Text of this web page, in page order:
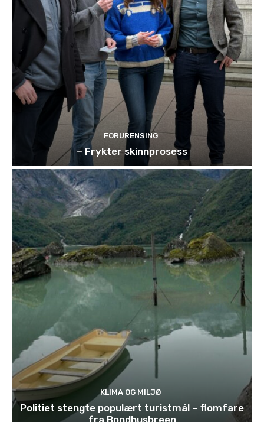
FORURENSING
– Frykter skinnprosess
KLIMA OG MILJØ
Politiet stengte populært turistmål – flomfare
fra Bondhusbreen